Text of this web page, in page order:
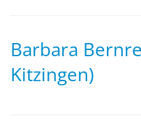
Barbara
Kitzingen)